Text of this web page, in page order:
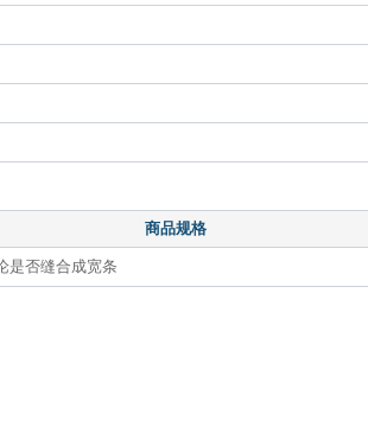
商品规格
是否缝合成宽条